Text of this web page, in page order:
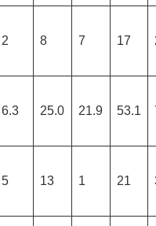
2 8 7 17
6.3 25.0 21.9 53.1
5 13 1 21